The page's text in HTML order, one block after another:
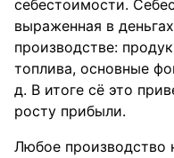
себестоимости.
выраженная в
производстве:
топлива, основные
д. В итоге сё это
росту прибыли.
Любое производство